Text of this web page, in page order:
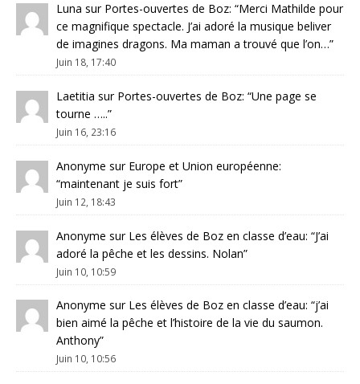
Luna sur Portes-ouvertes de Boz: “Merci Mathilde pour
ce magnifique spectacle. J’ai adoré la musique beliver
de imagines dragons. Ma maman a trouvé que l’on…”
Juin 18, 17:40
Laetitia sur Portes-ouvertes de Boz: “Une page se
tourne …..”
Juin 16, 23:16
Anonyme sur Europe et Union européenne:
“maintenant je suis fort”
Juin 12, 18:43
Anonyme sur Les élèves de Boz en classe d’eau: “J’ai
adoré la pêche et les dessins. Nolan”
Juin 10, 10:59
Anonyme sur Les élèves de Boz en classe d’eau: “j’ai
bien aimé la pêche et l’histoire de la vie du saumon.
Anthony”
Juin 10, 10:56